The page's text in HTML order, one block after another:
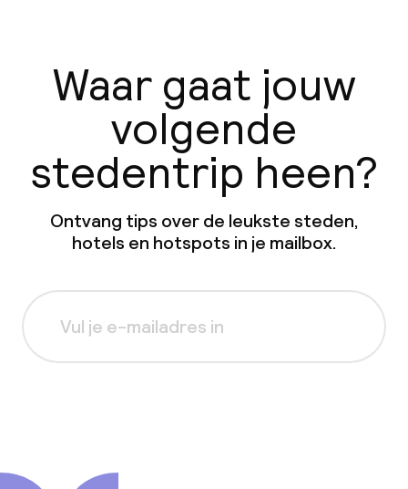
Waar gaat jouw
volgende
stedentrip heen?
Ontvang tips over de leukste steden,
hotels en hotspots in je mailbox.